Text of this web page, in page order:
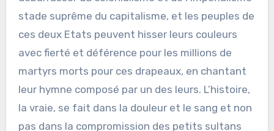
stade suprême du capitalisme, et les peuples de
ces deux Etats peuvent hisser leurs couleurs
avec fierté et déférence pour les millions de
martyrs morts pour ces drapeaux, en chantant
leur hymne composé par un des leurs. L’histoire,
la vraie, se fait dans la douleur et le sang et non
pas dans la compromission des petits sultans